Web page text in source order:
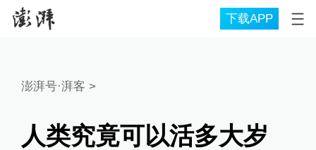
下载APP
澎湃号·湃客 >
人类究竟可以活多大岁